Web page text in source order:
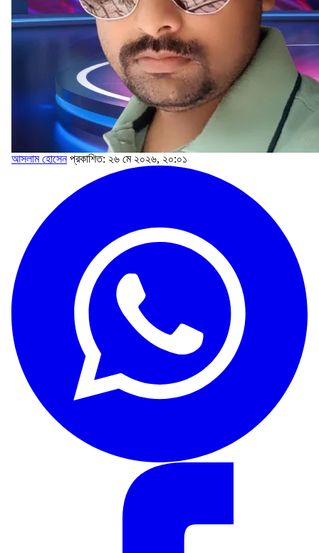
আসলাম হোসেন প্রকাশিত: ২৬ মে ২০২৬, ২০:০১